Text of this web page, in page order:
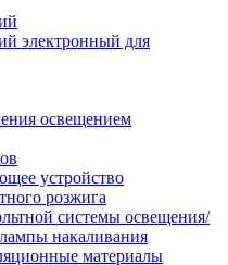
электронный для
освещением
устройство
розжига
системы освещения/
накаливания